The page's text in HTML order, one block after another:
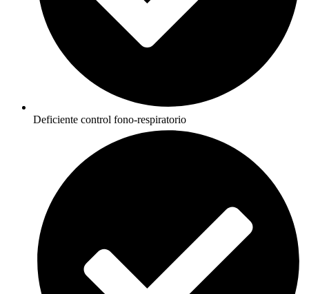
Deficiente control fono-respiratorio